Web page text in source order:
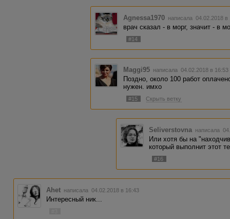
Agnessa1970 написала 04.02.2018
врач сказал - в морг, значит - в
#14
Maggi95 написала 04.02.2018 в
Поздно, около 100 работ
нужен. имхо
#15 Скрыть ветку
Seliverstovna написала
Или хотя бы на
который выполнит этот
#16
Ahet написала 04.02.2018 в 16:43
Интересный ник...